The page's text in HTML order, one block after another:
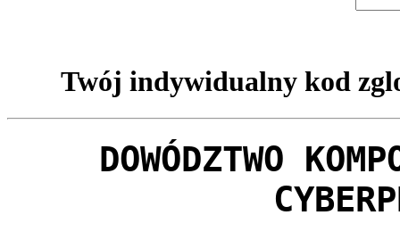
Twój indywidualny kod
DOWÓDZTWO